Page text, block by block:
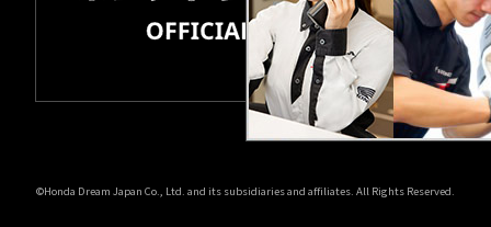
©Honda Dream Japan Co., Ltd. and its subsidiaries and affiliates. All Rights Reserved.